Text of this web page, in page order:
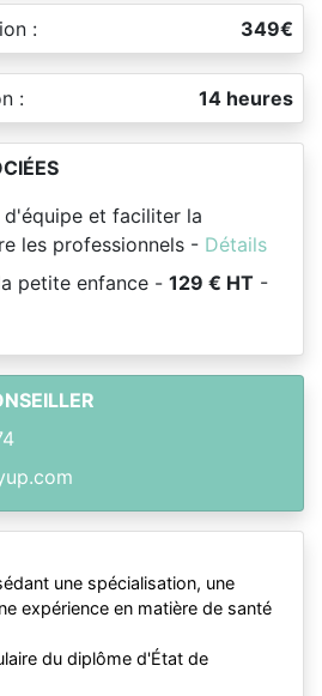
: 349€
: 14 heures
et faciliter la
les professionnels - Détails
petite enfance - 129 € HT -
une spécialisation, une
expérience en matière de santé
du diplôme d'État de